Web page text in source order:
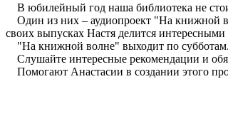
В юбилейный год наша библиотека не
Один из них – аудиопроект "На книжной
своих выпусках Настя делится
"На книжной волне" выходит по
Слушайте интересные рекомендации и
Помогают Анастасии в создании этого